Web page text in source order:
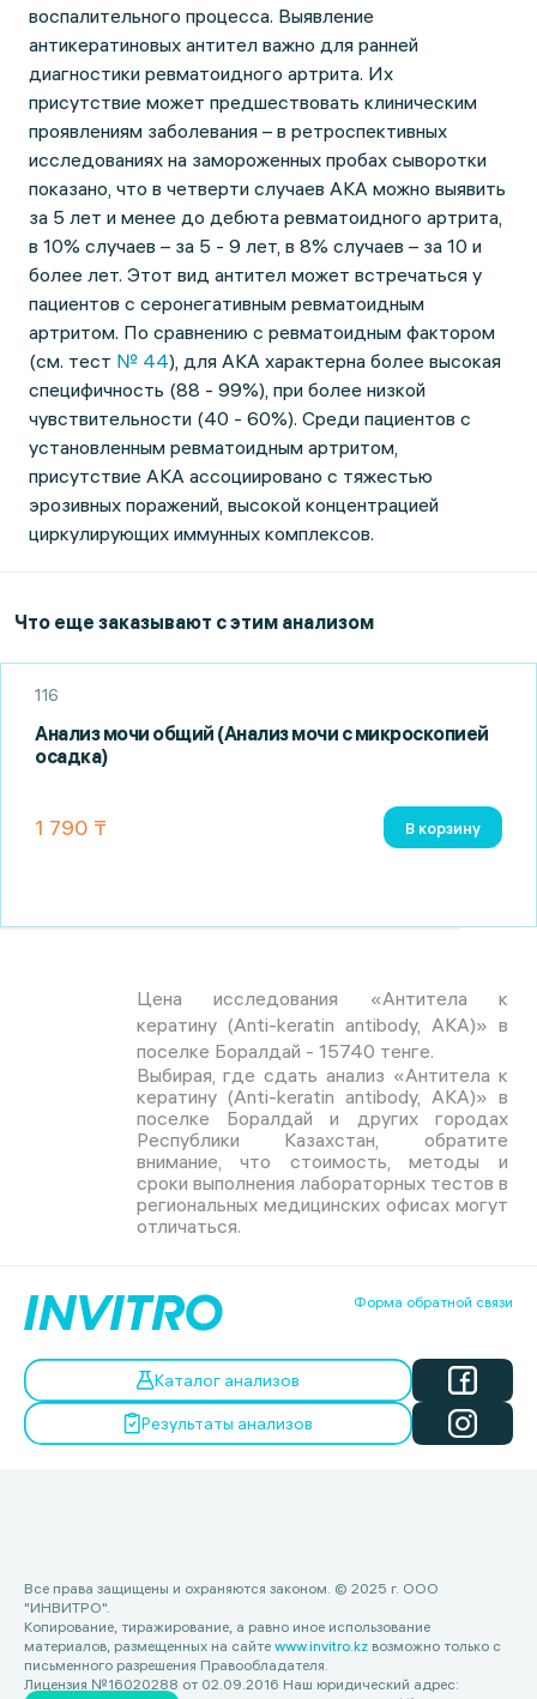
воспалительного процесса. Выявление
антикератиновых антител важно для ранней
диагностики ревматоидного артрита. Их
присутствие может предшествовать клиническим
проявлениям заболевания – в ретроспективных
исследованиях на замороженных пробах сыворотки
показано, что в четверти случаев АКА можно выявить
за 5 лет и менее до дебюта ревматоидного артрита,
в 10% случаев – за 5 - 9 лет, в 8% случаев – за 10 и
более лет. Этот вид антител может встречаться у
пациентов с серонегативным ревматоидным
артритом. По сравнению с ревматоидным фактором
(см. тест № 44), для АКА характерна более высокая
специфичность (88 - 99%), при более низкой
чувствительности (40 - 60%). Среди пациентов с
установленным ревматоидным артритом,
присутствие АКА ассоциировано с тяжестью
эрозивных поражений, высокой концентрацией
циркулирующих иммунных комплексов.
Что еще заказывают с этим анализом
116
Анализ мочи общий (Анализ мочи с микроскопией
осадка)
1 790 ₸ В корзину
Цена исследования «Антитела к
кератину (Anti-keratin antibody, AKA)» в
поселке Боралдай - 15740 тенге.
Выбирая, где сдать анализ «Антитела к
кератину (Anti-keratin antibody, AKA)» в
поселке Боралдай и других городах
Республики Казахстан, обратите
внимание, что стоимость, методы и
сроки выполнения лабораторных тестов в
региональных медицинских офисах могут
отличаться.
Форма обратной связи
Каталог анализов
Результаты анализов
Все права защищены и охраняются законом. © 2025 г. ООО
"ИНВИТРО".
Копирование, тиражирование, а равно иное использование
материалов, размещенных на сайте www.invitro.kz возможно только с
письменного разрешения Правообладателя.
Лицензия №16020288 от 02.09.2016 Наш юридический адрес: